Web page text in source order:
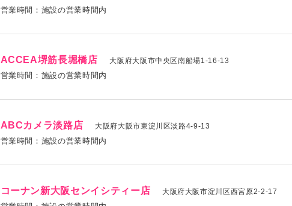
営業時間：施設の営業時間内
ACCEA堺筋長堀橋店 大阪府大阪市中央区南船場1-16-13
営業時間：施設の営業時間内
ABCカメラ淡路店 大阪府大阪市東淀川区淡路4-9-13
営業時間：施設の営業時間内
コーナン新大阪センイシティー店 大阪府大阪市淀川区西宮原2-2-17